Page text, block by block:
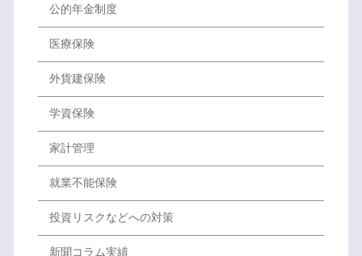
公的年金制度
医療保険
外貨建保険
学資保険
家計管理
就業不能保険
投資リスクなどへの対策
新聞コラム実績